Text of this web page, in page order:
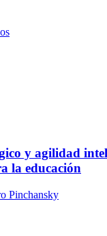
y agilidad
la educación
Pinchansky